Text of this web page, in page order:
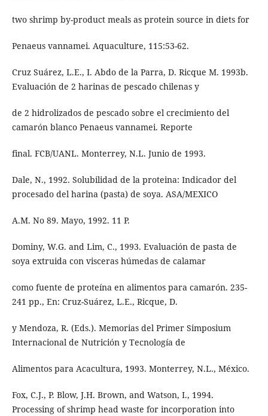
two shrimp by-product meals as protein source in diets for
Penaeus vannamei. Aquaculture, 115:53-62.
Cruz Suárez, L.E., I. Abdo de la Parra, D. Ricque M. 1993b.
Evaluación de 2 harinas de pescado chilenas y
de 2 hidrolizados de pescado sobre el crecimiento del
camarón blanco Penaeus vannamei. Reporte
final. FCB/UANL. Monterrey, N.L. Junio de 1993.
Dale, N., 1992. Solubilidad de la proteina: Indicador del
procesado del harina (pasta) de soya. ASA/MEXICO
A.M. No 89. Mayo, 1992. 11 P.
Dominy, W.G. and Lim, C., 1993. Evaluación de pasta de
soya extruida con visceras húmedas de calamar
como fuente de proteína en alimentos para camarón. 235-
241 pp., En: Cruz-Suárez, L.E., Ricque, D.
y Mendoza, R. (Eds.). Memorias del Primer Simposium
Internacional de Nutrición y Tecnología de
Alimentos para Acacultura, 1993. Monterrey, N.L., México.
Fox, C.J., P. Blow, J.H. Brown, and Watson, I., 1994.
Processing of shrimp head waste for incorporation into